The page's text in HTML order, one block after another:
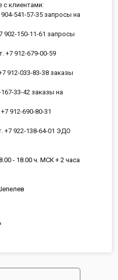
с клиентами:
541-57-35 запросы на
902-150-11-61 запросы
+7 912-679-00-59
912-033-83-38 заказы
33-42 заказы на
912-690-80-31
+7 922-138-64-01 ЭДО
- 18.00 ч. МСК + 2 часа